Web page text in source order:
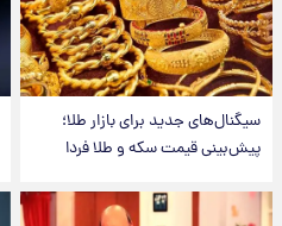
سیگنال‌های جدید برای بازار طلا؛
پیش‌بینی قیمت سکه و طلا فردا